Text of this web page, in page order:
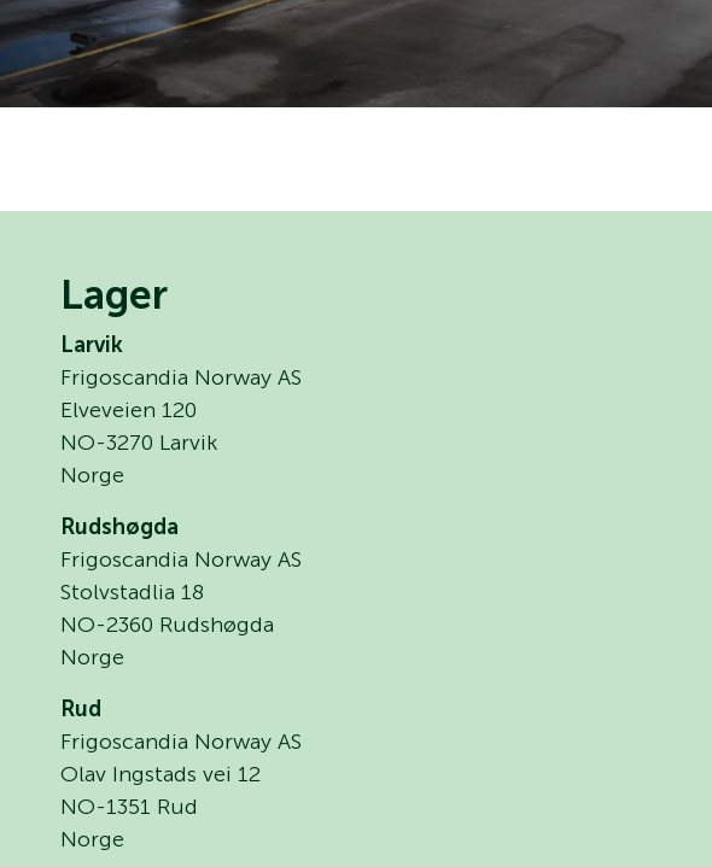
Lager
Larvik
Frigoscandia Norway AS
Elveveien 120
NO-3270 Larvik
Norge
Rudshøgda
Frigoscandia Norway AS
Stolvstadlia 18
NO-2360 Rudshøgda
Norge
Rud
Frigoscandia Norway AS
Olav Ingstads vei 12
NO-1351 Rud
Norge